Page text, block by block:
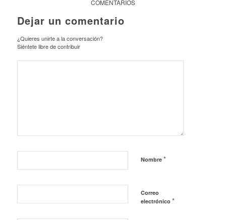
COMENTARIOS
Dejar un comentario
¿Quieres unirte a la conversación?
Siéntete libre de contribuir
Nombre *
Correo
electrónico *